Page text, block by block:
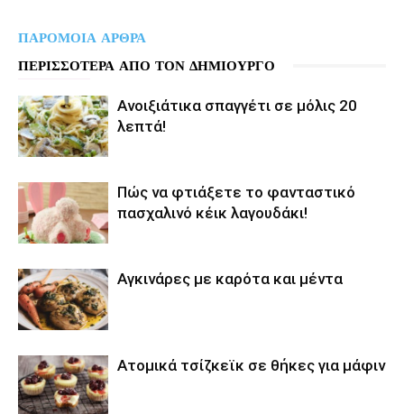
ΠΑΡΟΜΟΙΑ ΑΡΘΡΑ
ΠΕΡΙΣΣΟΤΕΡΑ ΑΠΟ ΤΟΝ ΔΗΜΙΟΥΡΓΟ
Aνοιξιάτικα σπαγγέτι σε μόλις 20
λεπτά!
Πώς να φτιάξετε το φανταστικό
πασχαλινό κέικ λαγουδάκι!
Αγκινάρες με καρότα και μέντα
Ατομικά τσίζκεϊκ σε θήκες για μάφιν